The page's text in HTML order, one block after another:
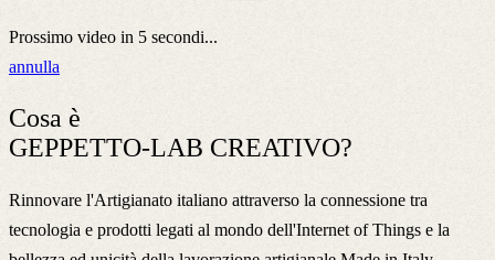
Prossimo video in 5 secondi...
annulla
Cosa è
GEPPETTO-LAB CREATIVO?
Rinnovare l'Artigianato italiano attraverso la connessione tra
tecnologia e prodotti legati al mondo dell'Internet of Things e la